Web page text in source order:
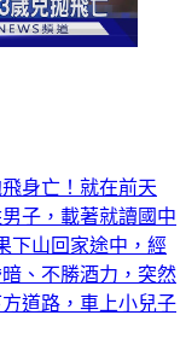
身亡！就在前天
子，載著就讀國中
下山回家途中，經
、不勝酒力，突然
道路，車上小兒子